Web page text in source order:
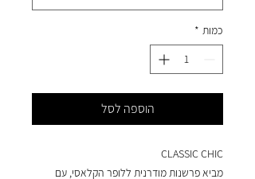
כמות *
הוספה לסל
CLASSIC CHIC
מביא פרשנות מודרנית ללופר הקלאסי, עם